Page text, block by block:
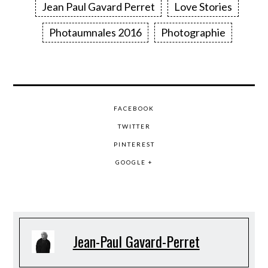
Jean Paul Gavard Perret
Love Stories
Photaumnales 2016
Photographie
FACEBOOK
TWITTER
PINTEREST
GOOGLE +
Jean-Paul Gavard-Perret